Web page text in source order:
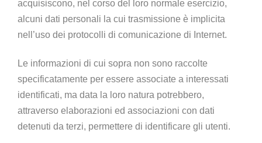
acquisiscono, nel corso del loro normale esercizio,
alcuni dati personali la cui trasmissione è implicita
nell’uso dei protocolli di comunicazione di Internet.
Le informazioni di cui sopra non sono raccolte
specificatamente per essere associate a interessati
identificati, ma data la loro natura potrebbero,
attraverso elaborazioni ed associazioni con dati
detenuti da terzi, permettere di identificare gli utenti.